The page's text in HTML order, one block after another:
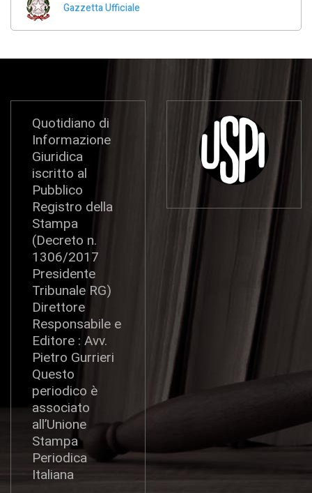
Gazzetta Ufficiale
Quotidiano di
Informazione
Giuridica
iscritto al
Pubblico
Registro della
Stampa
(Decreto n.
1306/2017
Presidente
Tribunale RG)
Direttore
Responsabile e
Editore : Avv.
Pietro Gurrieri
Questo
periodico è
associato
all’Unione
Stampa
Periodica
Italiana